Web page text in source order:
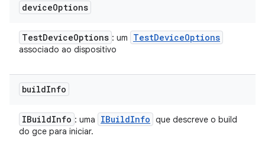
deviceOptions
TestDeviceOptions : um TestDeviceOptions
associado ao dispositivo
buildInfo
IBuildInfo : uma IBuildInfo que descreve o build
do gce para iniciar.